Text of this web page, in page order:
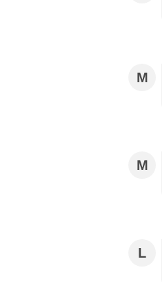
M
M
L